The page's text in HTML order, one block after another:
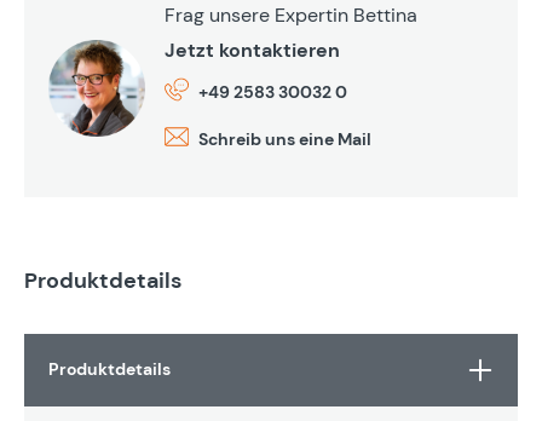
Frag unsere Expertin Bettina
Jetzt kontaktieren
+49 2583 30032 0
Schreib uns eine Mail
Produktdetails
Produktdetails